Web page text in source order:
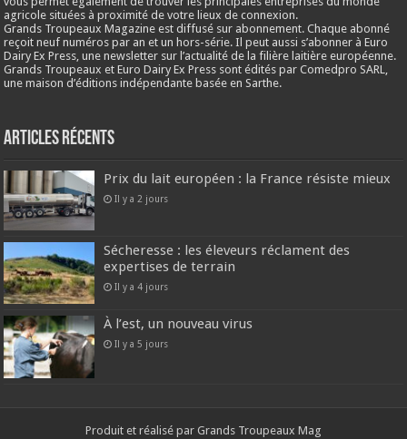
agricole situées à proximité de votre lieux de connexion.
Grands Troupeaux Magazine est diffusé sur abonnement. Chaque abonné
reçoit neuf numéros par an et un hors-série. Il peut aussi s’abonner à Euro
Dairy Ex Press, une newsletter sur l’actualité de la filière laitière européenne.
Grands Troupeaux et Euro Dairy Ex Press sont édités par Comedpro SARL,
une maison d’éditions indépendante basée en Sarthe.
Articles récents
Prix du lait européen : la France résiste mieux
Il y a 2 jours
Sécheresse : les éleveurs réclament des
expertises de terrain
Il y a 4 jours
À l’est, un nouveau virus
Il y a 5 jours
Produit et réalisé par Grands Troupeaux Mag